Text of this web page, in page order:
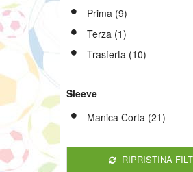
Prima (9)
Terza (1)
Trasferta (10)
Sleeve
Manica Corta (21)
RIPRISTINA